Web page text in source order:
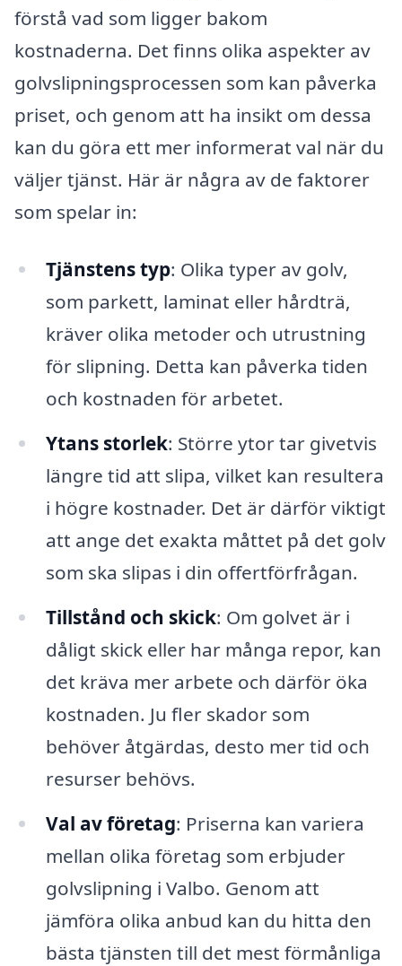
förstå vad som ligger bakom
kostnaderna. Det finns olika aspekter av
golvslipningsprocessen som kan påverka
priset, och genom att ha insikt om dessa
kan du göra ett mer informerat val när du
väljer tjänst. Här är några av de faktorer
som spelar in:
Tjänstens typ: Olika typer av golv,
som parkett, laminat eller hårdträ,
kräver olika metoder och utrustning
för slipning. Detta kan påverka tiden
och kostnaden för arbetet.
Ytans storlek: Större ytor tar givetvis
längre tid att slipa, vilket kan resultera
i högre kostnader. Det är därför viktigt
att ange det exakta måttet på det golv
som ska slipas i din offertförfrågan.
Tillstånd och skick: Om golvet är i
dåligt skick eller har många repor, kan
det kräva mer arbete och därför öka
kostnaden. Ju fler skador som
behöver åtgärdas, desto mer tid och
resurser behövs.
Val av företag: Priserna kan variera
mellan olika företag som erbjuder
golvslipning i Valbo. Genom att
jämföra olika anbud kan du hitta den
bästa tjänsten till det mest förmånliga